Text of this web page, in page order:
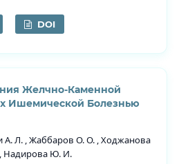
DOI
Желчно-Каменной
Ишемической Болезнью
А. Л. , Жаббаров О. О. , Ходжанова
Надирова Ю. И.